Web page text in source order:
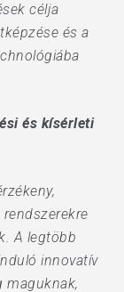
célja
és a
és kísérleti
A legtöbb
innovatív
maguknak,